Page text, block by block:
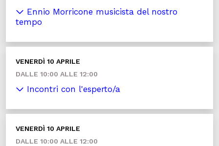
Ennio Morricone musicista del nostro
tempo
VENERDÌ 10 APRILE
DALLE 10:00 ALLE 12:00
Incontri con l'esperto/a
VENERDÌ 10 APRILE
DALLE 10:00 ALLE 12:00